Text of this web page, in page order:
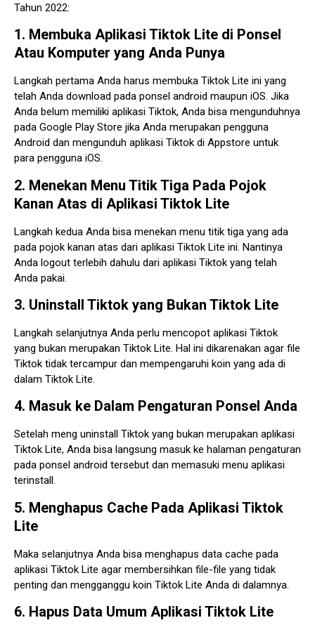
Tahun 2022:
1. Membuka Aplikasi Tiktok Lite di Ponsel
Atau Komputer yang Anda Punya
Langkah pertama Anda harus membuka Tiktok Lite ini yang
telah Anda download pada ponsel android maupun iOS. Jika
Anda belum memiliki aplikasi Tiktok, Anda bisa mengunduhnya
pada Google Play Store jika Anda merupakan pengguna
Android dan mengunduh aplikasi Tiktok di Appstore untuk
para pengguna iOS.
2. Menekan Menu Titik Tiga Pada Pojok
Kanan Atas di Aplikasi Tiktok Lite
Langkah kedua Anda bisa menekan menu titik tiga yang ada
pada pojok kanan atas dari aplikasi Tiktok Lite ini. Nantinya
Anda logout terlebih dahulu dari aplikasi Tiktok yang telah
Anda pakai.
3. Uninstall Tiktok yang Bukan Tiktok Lite
Langkah selanjutnya Anda perlu mencopot aplikasi Tiktok
yang bukan merupakan Tiktok Lite. Hal ini dikarenakan agar file
Tiktok tidak tercampur dan mempengaruhi koin yang ada di
dalam Tiktok Lite.
4. Masuk ke Dalam Pengaturan Ponsel Anda
Setelah meng uninstall Tiktok yang bukan merupakan aplikasi
Tiktok Lite, Anda bisa langsung masuk ke halaman pengaturan
pada ponsel android tersebut dan memasuki menu aplikasi
terinstall.
5. Menghapus Cache Pada Aplikasi Tiktok
Lite
Maka selanjutnya Anda bisa menghapus data cache pada
aplikasi Tiktok Lite agar membersihkan file-file yang tidak
penting dan mengganggu koin Tiktok Lite Anda di dalamnya.
6. Hapus Data Umum Aplikasi Tiktok Lite